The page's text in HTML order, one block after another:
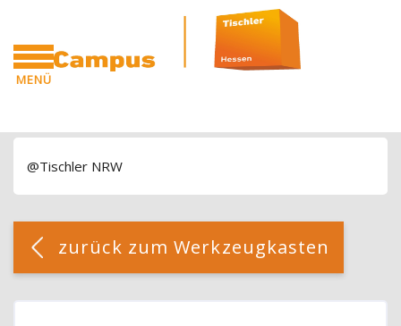
MENÜ
Zum Hauptinhalt
Blöcke
Blöcke
@Tischler NRW
Blöcke
[Cocoon] Custom HTML überspringen
zurück zum Werkzeugkasten